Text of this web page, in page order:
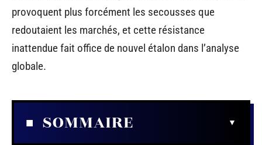
provoquent plus forcément les secousses que
redoutaient les marchés, et cette résistance
inattendue fait office de nouvel étalon dans l’analyse
globale.
SOMMAIRE